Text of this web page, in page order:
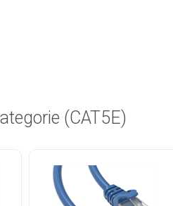
(CAT5E)